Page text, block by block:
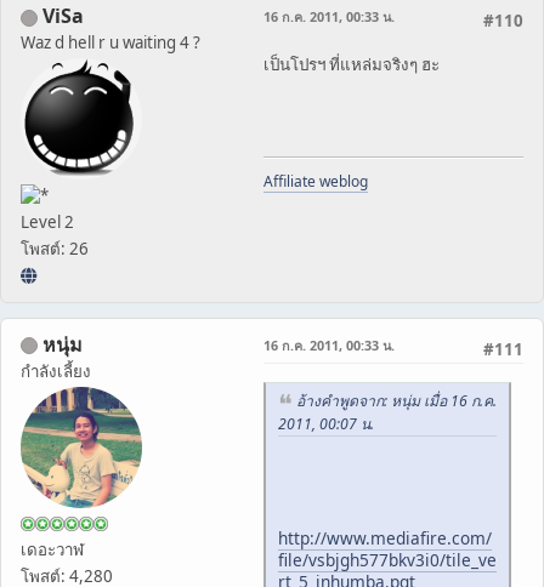
ViSa
Waz d hell r u waiting 4 ?
Level 2
โพสต์: 26
#110
16 ก.ค. 2011, 00:33 น.
เป็นโปรฯ ที่แหล่มจริงๆ ฮะ
Affiliate weblog
หนุ่ม
กำลังเลี้ยง
เดอะวาฬ
โพสต์: 4,280
#111
16 ก.ค. 2011, 00:33 น.
อ้างคำพูดจาก: หนุ่ม เมื่อ 16 ก.ค.
2011, 00:07 น.
http://www.mediafire.com/
file/vsbjgh577bkv3i0/tile_ve
rt_5_inhumba.pgt